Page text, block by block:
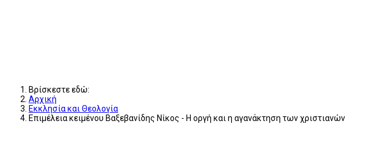
Βρίσκεστε εδώ:
Αρχική
Εκκλησία και Θεολογία
Επιμέλεια κειμένου Βαξεβανίδης Νίκος - Η οργή και η αγανάκτηση των χριστιανών